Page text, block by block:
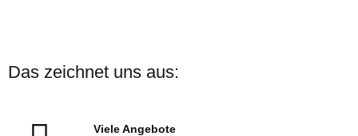
Das zeichnet uns aus:
Viele Angebote